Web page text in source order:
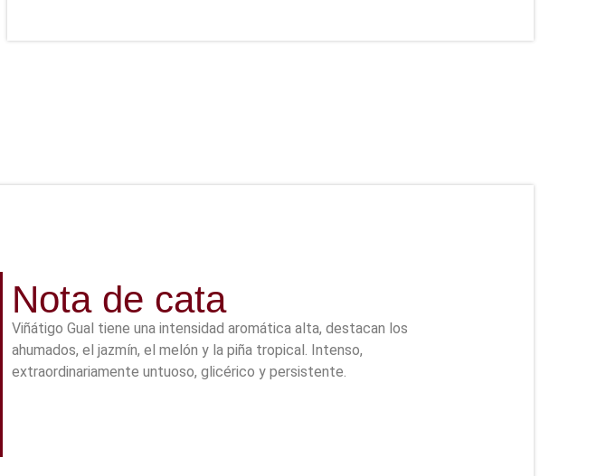
Nota de cata
Viñátigo Gual tiene una intensidad aromática alta, destacan los
ahumados, el jazmín, el melón y la piña tropical. Intenso,
extraordinariamente untuoso, glicérico y persistente.